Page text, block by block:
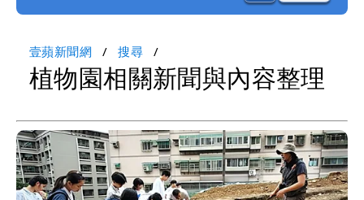
壹蘋新聞網 搜尋
植物園相關新聞與內容整理